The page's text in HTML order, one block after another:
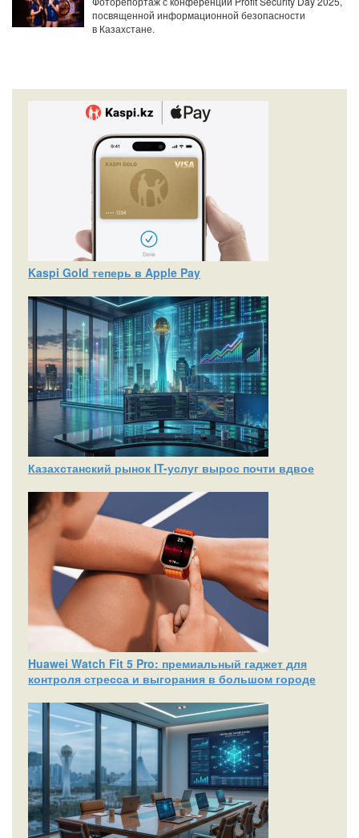
посвященной информационной безопасности
в Казахстане.
Kaspi Gold теперь в Apple Pay
Казахстанский рынок IT-услуг вырос почти вдвое
Huawei Watch Fit 5 Pro: премиальный гаджет для
контроля стресса и выгорания в большом городе